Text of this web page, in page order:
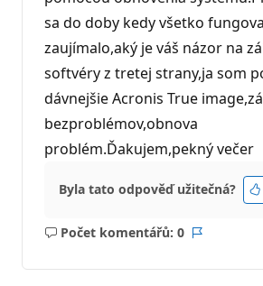
sa do doby kedy všetko
zaujímalo,aký je váš názor na
softvéry z tretej strany,ja som
dávnejšie Acronis True
bezproblémov,obnova
problém.Ďakujem,pekný večer
Byla tato odpověď užitečná?
Počet komentářů: 0
Žádné